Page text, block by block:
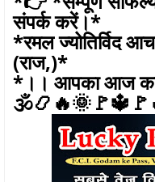
संपर्क करें।*
*रमल ज्योतिर्विद
(राज,)*
*।। आपका आज का